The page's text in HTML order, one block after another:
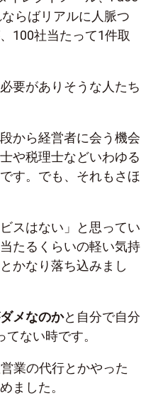
らばリアルに人脈つ
100社当たって1件取
要がありそうな人たち
から経営者に会う機会
や税理士などいわゆる
す。でも、それもさほ
スはない」と思ってい
たるくらいの軽い気持
かなり落ち込みまし
メなのかと自分で自分
ない時です。
業の代行とかやった
ました。